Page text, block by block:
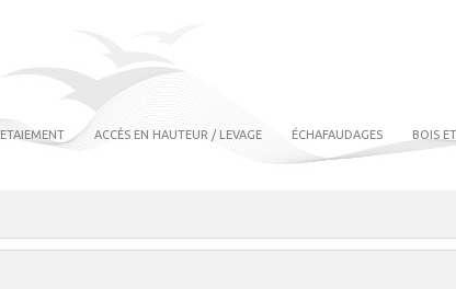
ETAIEMENT ACCÈS EN HAUTEUR / LEVAGE ÉCHAFAUDAGES BOIS